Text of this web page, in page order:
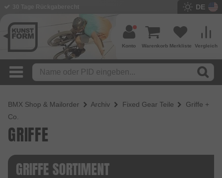
DE
Vergleich
Merkliste
Warenkorb
Konto
BMX Shop & Mailorder Archiv Fixed Gear Teile
Griffe +
Co.
GRIFFE
GRIFFE SORTIMENT